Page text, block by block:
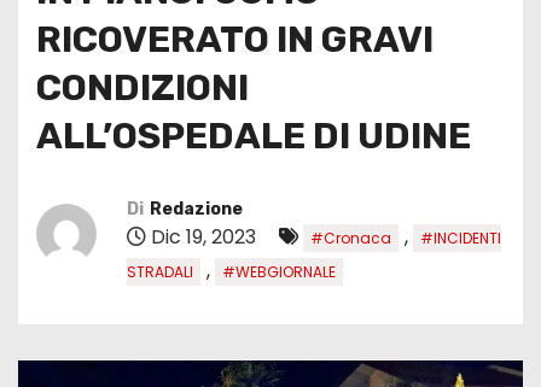
RICOVERATO IN GRAVI
CONDIZIONI
ALL’OSPEDALE DI UDINE
Di Redazione
Dic 19, 2023 #Cronaca ,
#INCIDENTI
STRADALI
, #WEBGIORNALE